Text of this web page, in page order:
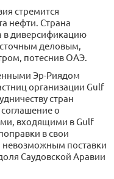
стремится
нефти. Страна
в диверсификацию
деловым,
потеснив ОАЭ.
Эр-Риядом
организации Gulf
стран
о
входящими в Gulf
в свои
поставки
Саудовской Аравии